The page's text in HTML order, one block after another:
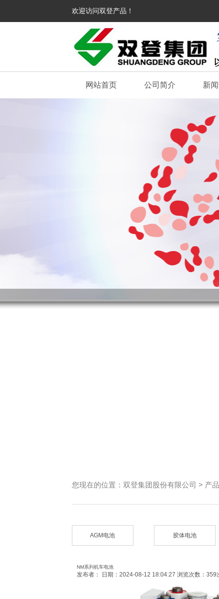
欢迎访问双登产品！
网站首页 公司简介 新
AGM电池 胶体电池
您现在的位置： 双登集团股份有限公司 > 产
NM系列机车电池
发布者： 日期：2024-08-12 18:04:27 浏览次数：359